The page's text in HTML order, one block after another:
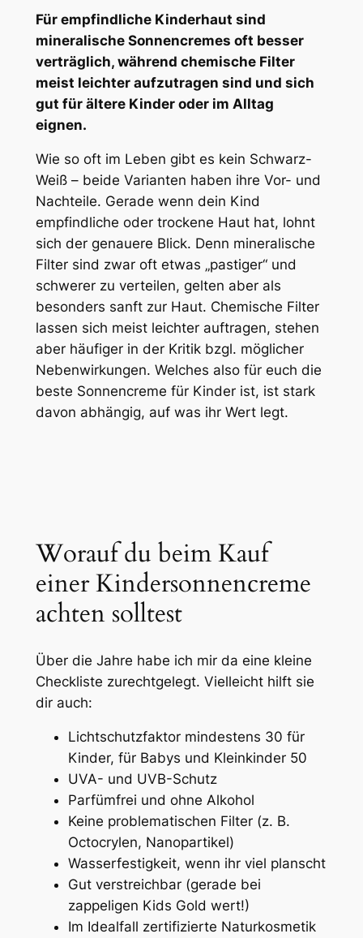
Für empfindliche Kinderhaut sind
mineralische Sonnencremes oft besser
verträglich, während chemische Filter
meist leichter aufzutragen sind und sich
gut für ältere Kinder oder im Alltag
eignen.
Wie so oft im Leben gibt es kein Schwarz-
Weiß – beide Varianten haben ihre Vor- und
Nachteile. Gerade wenn dein Kind
empfindliche oder trockene Haut hat, lohnt
sich der genauere Blick. Denn mineralische
Filter sind zwar oft etwas „pastiger“ und
schwerer zu verteilen, gelten aber als
besonders sanft zur Haut. Chemische Filter
lassen sich meist leichter auftragen, stehen
aber häufiger in der Kritik bzgl. möglicher
Nebenwirkungen. Welches also für euch die
beste Sonnencreme für Kinder ist, ist stark
davon abhängig, auf was ihr Wert legt.
Worauf du beim Kauf
einer Kindersonnencreme
achten solltest
Über die Jahre habe ich mir da eine kleine
Checkliste zurechtgelegt. Vielleicht hilft sie
dir auch:
Lichtschutzfaktor mindestens 30 für
Kinder, für Babys und Kleinkinder 50
UVA- und UVB-Schutz
Parfümfrei und ohne Alkohol
Keine problematischen Filter (z. B.
Octocrylen, Nanopartikel)
Wasserfestigkeit, wenn ihr viel planscht
Gut verstreichbar (gerade bei
zappeligen Kids Gold wert!)
Im Idealfall zertifizierte Naturkosmetik